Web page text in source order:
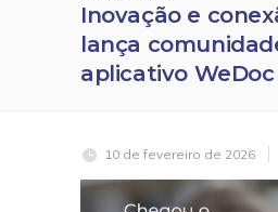
Inovação e
lança
aplicativo WeDoc
10 de fevereiro de 2026